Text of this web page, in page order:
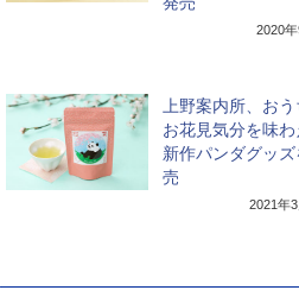
2020
上野案内所、おう
お花見気分を味わ
新作パンダグッズ
売
2021年